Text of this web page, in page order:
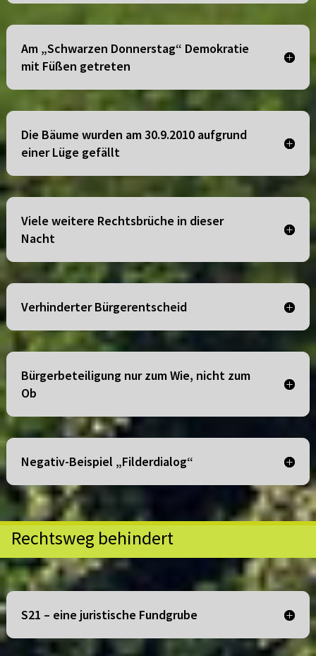
Am „Schwarzen Donnerstag“ Demokratie
mit Füßen getreten
Die Bäume wurden am 30.9.2010 aufgrund
einer Lüge gefällt
Viele weitere Rechtsbrüche in dieser
Nacht
Verhinderter Bürgerentscheid
Bürgerbeteiligung nur zum Wie, nicht zum
Ob
Negativ-Beispiel „Filderdialog“
Rechtsweg behindert
S21 – eine juristische Fundgrube